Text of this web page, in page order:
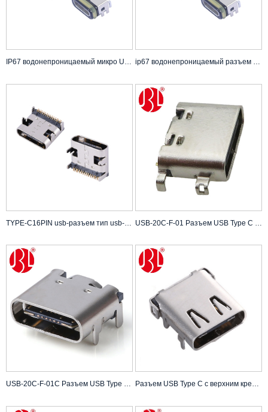
IP67 водонепроницаемый микро USB 5pin ip67 водонепроницаемый разъем usb micro usb 5pin для разъема usb ipad для телефона
USB-20C-F-01C Разъем USB Type C 16PIN в зарядных устройствах Single MID-MOUNT Тип SMT Разъем USB Type C с верхним креплением, 24 контакта, тип пайки DIP+SMT, гнездовой разъем USB C